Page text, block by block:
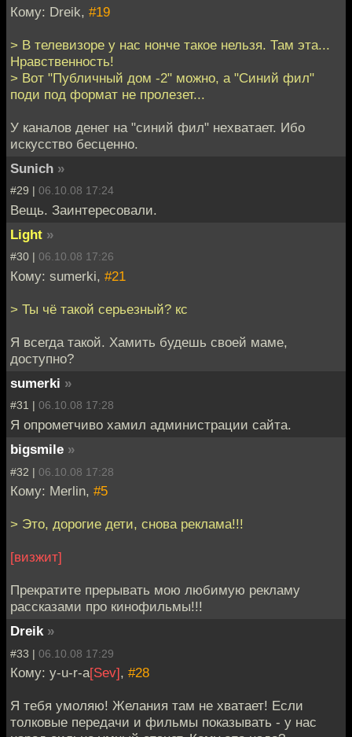
Кому: Dreik, #19
> В телевизоре у нас нонче такое нельзя. Там эта...
Нравственность!
> Вот "Публичный дом -2" можно, а "Синий фил"
поди под формат не пролезет...
У каналов денег на "синий фил" нехватает. Ибо
искусство беcценно.
Sunich »
#29 | 06.10.08 17:24
Вещь. Заинтересовали.
Light »
#30 | 06.10.08 17:26
Кому: sumerki, #21
> Ты чё такой серьезный? кс
Я всегда такой. Хамить будешь своей маме,
доступно?
sumerki »
#31 | 06.10.08 17:28
Я опрометчиво хамил администрации сайта.
bigsmile »
#32 | 06.10.08 17:28
Кому: Merlin, #5
> Это, дорогие дети, снова реклама!!!
[визжит]
Прекратите прерывать мою любимую рекламу
рассказами про кинофильмы!!!
Dreik »
#33 | 06.10.08 17:29
Кому: y-u-r-a[Sev], #28
Я тебя умоляю! Желания там не хватает! Если
толковые передачи и фильмы показывать - у нас